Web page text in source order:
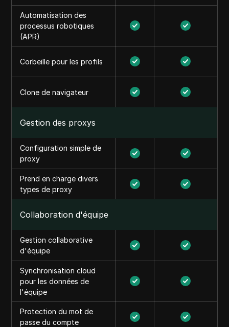
Automatisation des
processus robotiques
(APR)
Corbeille pour les profils
Clone de navigateur
Gestion des proxys
Configuration simple de
proxy
Prend en charge divers
types de proxy
Collaboration d'équipe
Gestion collaborative
d'équipe
Synchronisation cloud
pour les données de
l'équipe
Protection du mot de
passe du compte